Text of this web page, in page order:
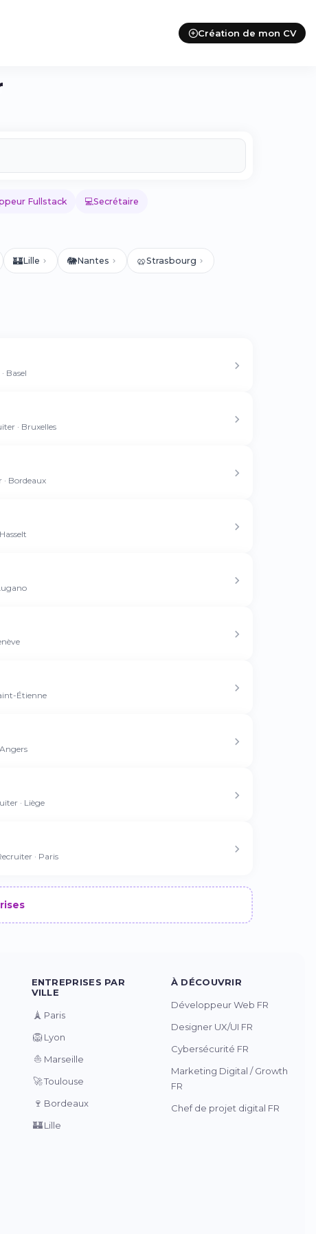
Création de mon CV
Fullstack 💻Secrétaire
🏰Lille 🐘Nantes 🥨Strasbourg
Basel
· Bruxelles
Bordeaux
Étienne
· Liège
· Paris
ENTREPRISES PAR
VILLE
🗼 Paris
🦁 Lyon
⛵ Marseille
🚀Toulouse
🍷 Bordeaux
🏰 Lille
À DÉCOUVRIR
Développeur Web FR
Designer UX/UI FR
Cybersécurité FR
Marketing Digital / Growth
FR
Chef de projet digital FR